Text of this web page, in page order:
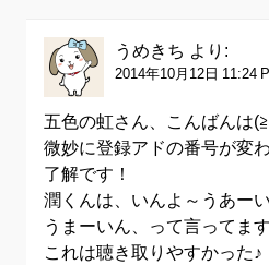
うめきち より:
2014年10月12日 11:24
五色の虹さん、こんばんは
微妙に登録アドの番号が変
了解です！
潤くんは、いんよ～うあー
うまーいん、って言ってま
これは聴き取りやすかった♪